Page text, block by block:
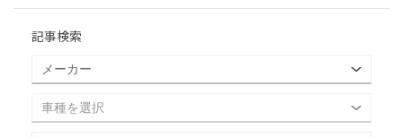
記事検索